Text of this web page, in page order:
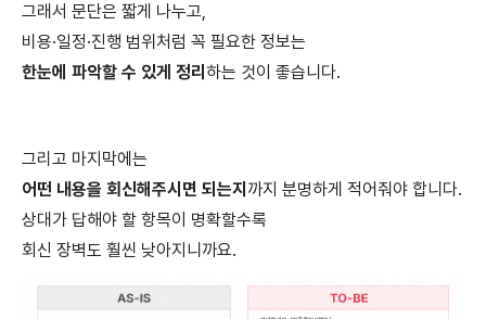
그래서 문단은 짧게 나누고,
비용·일정·진행 범위처럼 꼭 필요한 정보는
한눈에 파악할 수 있게 정리 하는 것이 좋습니다.
그리고 마지막에는
어떤 내용을 회신해주시면 되는지 까지 분명하게 적어줘야 합니다.
상대가 답해야 할 항목이 명확할수록
회신 장벽도 훨씬 낮아지니까요.